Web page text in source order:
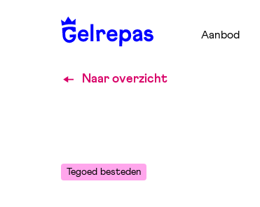
Aanbod
Naar overzicht
Tegoed besteden